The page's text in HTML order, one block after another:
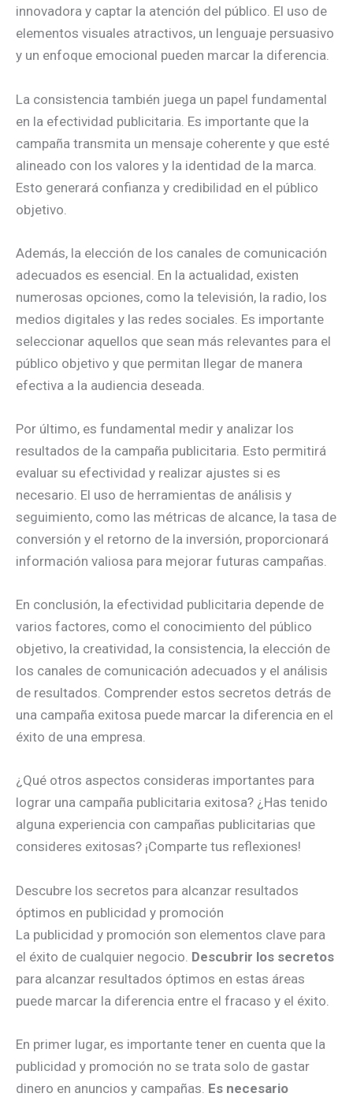
innovadora y captar la atención del público. El uso de
elementos visuales atractivos, un lenguaje persuasivo
y un enfoque emocional pueden marcar la diferencia.
La consistencia también juega un papel fundamental
en la efectividad publicitaria. Es importante que la
campaña transmita un mensaje coherente y que esté
alineado con los valores y la identidad de la marca.
Esto generará confianza y credibilidad en el público
objetivo.
Además, la elección de los canales de comunicación
adecuados es esencial. En la actualidad, existen
numerosas opciones, como la televisión, la radio, los
medios digitales y las redes sociales. Es importante
seleccionar aquellos que sean más relevantes para el
público objetivo y que permitan llegar de manera
efectiva a la audiencia deseada.
Por último, es fundamental medir y analizar los
resultados de la campaña publicitaria. Esto permitirá
evaluar su efectividad y realizar ajustes si es
necesario. El uso de herramientas de análisis y
seguimiento, como las métricas de alcance, la tasa de
conversión y el retorno de la inversión, proporcionará
información valiosa para mejorar futuras campañas.
En conclusión, la efectividad publicitaria depende de
varios factores, como el conocimiento del público
objetivo, la creatividad, la consistencia, la elección de
los canales de comunicación adecuados y el análisis
de resultados. Comprender estos secretos detrás de
una campaña exitosa puede marcar la diferencia en el
éxito de una empresa.
¿Qué otros aspectos consideras importantes para
lograr una campaña publicitaria exitosa? ¿Has tenido
alguna experiencia con campañas publicitarias que
consideres exitosas? ¡Comparte tus reflexiones!
Descubre los secretos para alcanzar resultados
óptimos en publicidad y promoción
La publicidad y promoción son elementos clave para
el éxito de cualquier negocio. Descubrir los secretos
para alcanzar resultados óptimos en estas áreas
puede marcar la diferencia entre el fracaso y el éxito.
En primer lugar, es importante tener en cuenta que la
publicidad y promoción no se trata solo de gastar
dinero en anuncios y campañas. Es necesario